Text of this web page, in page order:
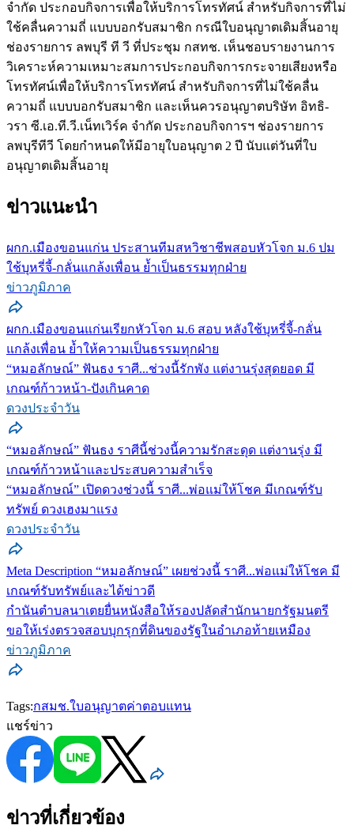
จำกัด ประกอบกิจการเพื่อให้บริการโทรทัศน์ สำหรับกิจการที่ไม่
ใช้คลื่นความถี่ แบบบอกรับสมาชิก กรณีใบอนุญาตเดิมสิ้นอายุ
ช่องรายการ ลพบุรี ที วี ที่ประชุม กสทช. เห็นชอบรายงานการ
วิเคราะห์ความเหมาะสมการประกอบกิจการกระจายเสียงหรือ
โทรทัศน์เพื่อให้บริการโทรทัศน์ สำหรับกิจการที่ไม่ใช้คลื่น
ความถี่ แบบบอกรับสมาชิก และเห็นควรอนุญาตบริษัท อิทธิ-
วรา ซี.เอ.ที.วี.เน็ทเวิร์ค จำกัด ประกอบกิจการฯ ช่องรายการ
ลพบุรีทีวี โดยกำหนดให้มีอายุใบอนุญาต 2 ปี นับแต่วันที่ใบ
อนุญาตเดิมสิ้นอายุ
ข่าวแนะนำ
ผกก.เมืองขอนแก่น ประสานทีมสหวิชาชีพสอบหัวโจก ม.6 ปม
ใช้บุหรี่จี้-กลั่นแกล้งเพื่อน ย้ำเป็นธรรมทุกฝ่าย
ข่าวภูมิภาค
ผกก.เมืองขอนแก่นเรียกหัวโจก ม.6 สอบ หลังใช้บุหรี่จี้-กลั่น
แกล้งเพื่อน ย้ำให้ความเป็นธรรมทุกฝ่าย
“หมอลักษณ์” ฟันธง ราศี...ช่วงนี้รักพัง แต่งานรุ่งสุดยอด มี
เกณฑ์ก้าวหน้า-ปังเกินคาด
ดวงประจำวัน
“หมอลักษณ์” ฟันธง ราศีนี้ช่วงนี้ความรักสะดุด แต่งานรุ่ง มี
เกณฑ์ก้าวหน้าและประสบความสำเร็จ
“หมอลักษณ์” เปิดดวงช่วงนี้ ราศี...พ่อแม่ให้โชค มีเกณฑ์รับ
ทรัพย์ ดวงเฮงมาแรง
ดวงประจำวัน
Meta Description “หมอลักษณ์” เผยช่วงนี้ ราศี...พ่อแม่ให้โชค มี
เกณฑ์รับทรัพย์และได้ข่าวดี
กำนันตำบลนาเตยยื่นหนังสือให้รองปลัดสำนักนายกรัฐมนตรี
ขอให้เร่งตรวจสอบบุกรุกที่ดินของรัฐในอำเภอท้ายเหมือง
ข่าวภูมิภาค
Tags:กสมช.ใบอนุญาตค่าตอบแทน
แชร์ข่าว
ข่าวที่เกี่ยวข้อง